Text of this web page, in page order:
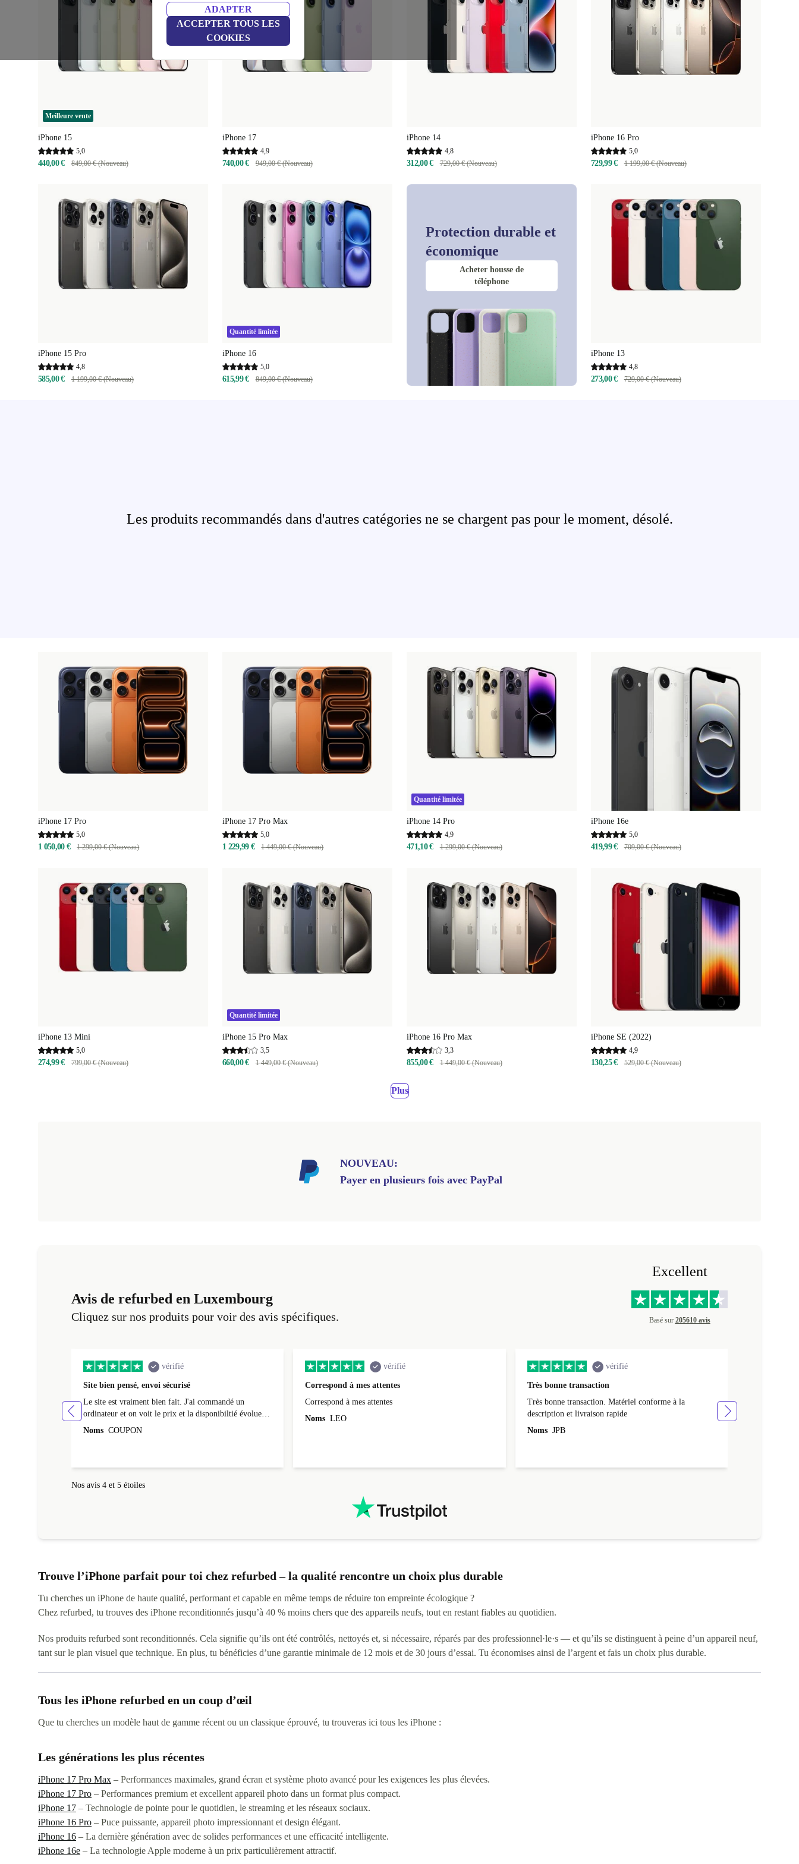
ADAPTER
ACCEPTER TOUS LES
COOKIES
Meilleure vente
iPhone 15
5,0
440,00 € 849,00 € (Nouveau)
iPhone 17
4,9
740,00 € 949,00 € (Nouveau)
iPhone 14
4,8
312,00 € 729,00 € (Nouveau)
iPhone 16 Pro
5,0
729,99 € 1 199,00 € (Nouveau)
iPhone 15 Pro
4,8
585,00 € 1 199,00 € (Nouveau)
Quantité limitée
iPhone 16
5,0
615,99 € 849,00 € (Nouveau)
Les produits recommandés dans d'autres catégories ne se chargent pas pour le moment, désolé.
Protection durable et
économique
Acheter housse de
téléphone
iPhone 13
4,8
273,00 € 729,00 € (Nouveau)
iPhone 17 Pro
5,0
1 050,00 € 1 299,00 € (Nouveau)
iPhone 17 Pro Max
5,0
1 229,99 € 1 449,00 € (Nouveau)
Quantité limitée
iPhone 14 Pro
4,9
471,10 € 1 299,00 € (Nouveau)
iPhone 16e
5,0
419,99 € 709,00 € (Nouveau)
iPhone 13 Mini
5,0
274,99 € 799,00 € (Nouveau)
Quantité limitée
iPhone 15 Pro Max
3,5
660,00 € 1 449,00 € (Nouveau)
iPhone 16 Pro Max
3,3
855,00 € 1 449,00 € (Nouveau)
iPhone SE (2022)
4,9
130,25 € 529,00 € (Nouveau)
Plus
NOUVEAU:
Payer en plusieurs fois avec PayPal
Avis de refurbed en Luxembourg
Cliquez sur nos produits pour voir des avis spécifiques.
Excellent
Basé sur 205610 avis
vérifié
Site bien pensé, envoi sécurisé
Le site est vraiment bien fait. J'ai commandé un
ordinateur et on voit le prix et la disponibiltié évoluer
au fil des caractéristiques choisies. L'envoi de
Noms COUPON
vérifié
Correspond à mes attentes
Correspond à mes attentes
Noms LEO
vérifié
Très bonne transaction
Très bonne transaction. Matériel conforme à la
description et livraison rapide
Noms JPB
Nos avis 4 et 5 étoiles
Trouve l’iPhone parfait pour toi chez refurbed – la qualité rencontre un choix plus durable
Tu cherches un iPhone de haute qualité, performant et capable en même temps de réduire ton empreinte écologique ?
Chez refurbed, tu trouves des iPhone reconditionnés jusqu’à 40 % moins chers que des appareils neufs, tout en restant fiables au quotidien.
Nos produits refurbed sont reconditionnés. Cela signifie qu’ils ont été contrôlés, nettoyés et, si nécessaire, réparés par des professionnel·le·s — et qu’ils se distinguent à peine d’un appareil neuf,
tant sur le plan visuel que technique. En plus, tu bénéficies d’une garantie minimale de 12 mois et de 30 jours d’essai. Tu économises ainsi de l’argent et fais un choix plus durable.
Tous les iPhone refurbed en un coup d’œil
Que tu cherches un modèle haut de gamme récent ou un classique éprouvé, tu trouveras ici tous les iPhone :
Les générations les plus récentes
iPhone 17 Pro Max – Performances maximales, grand écran et système photo avancé pour les exigences les plus élevées.
iPhone 17 Pro – Performances premium et excellent appareil photo dans un format plus compact.
iPhone 17 – Technologie de pointe pour le quotidien, le streaming et les réseaux sociaux.
iPhone 16 Pro – Puce puissante, appareil photo impressionnant et design élégant.
iPhone 16 – La dernière génération avec de solides performances et une efficacité intelligente.
iPhone 16e – La technologie Apple moderne à un prix particulièrement attractif.